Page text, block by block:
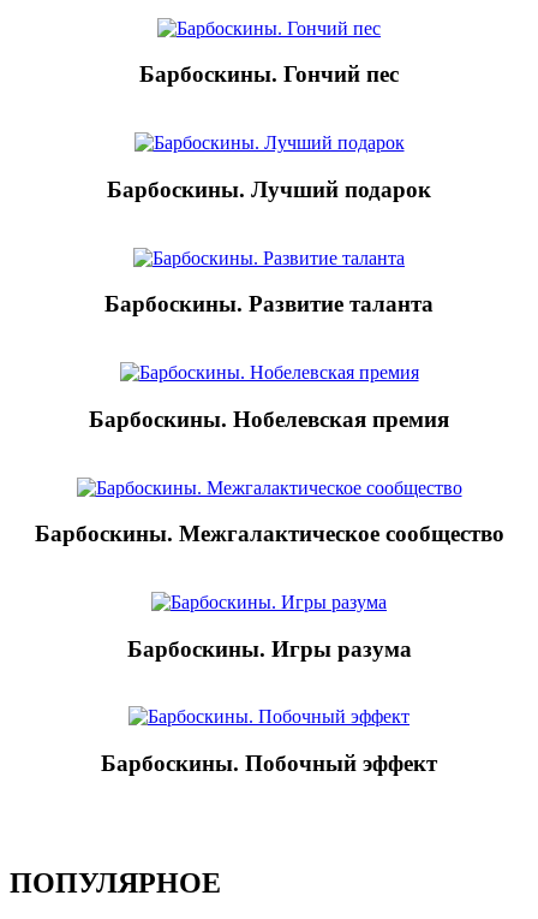
Барбоскины. Гончий пес
Барбоскины. Лучший подарок
Барбоскины. Развитие таланта
Барбоскины. Нобелевская премия
Барбоскины. Межгалактическое сообщество
Барбоскины. Игры разума
Барбоскины. Побочный эффект
ПОПУЛЯРНОЕ